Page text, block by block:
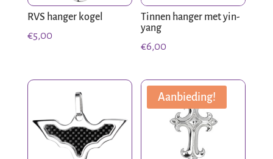
RVS hanger kogel
€5,00
Tinnen hanger met yin-
yang
€6,00
Aanbieding!